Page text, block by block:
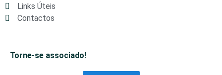
Links Úteis
Contactos
Torne-se associado!